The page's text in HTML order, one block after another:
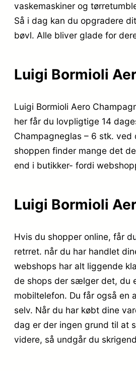
vaskemaskiner og
Så i dag kan du opgradere
bøvl. Alle bliver glade for
Luigi Bormioli
Luigi Bormioli Aero
her får du lovpligtige 14
Champagneglas – 6 stk.
shoppen finder mange det
end i butikker- fordi
Luigi Bormioli
Hvis du shopper online, får
retrret. når du har handlet
webshops har alt liggende
de shops der sælger det, du
mobiltelefon. Du får også en
selv. Når du har købt dine
dag er der ingen grund til at
videre, så undgår du